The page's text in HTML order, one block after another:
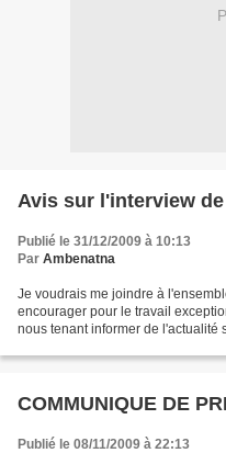
Avis sur l'interview
Publié le 31/12/2009 à 10:13
Par Ambenatna
Je voudrais me joindre à
encourager pour le travail
nous tenant informer de l'actualité
COMMUNIQUE DE
Publié le 08/11/2009 à 22:13